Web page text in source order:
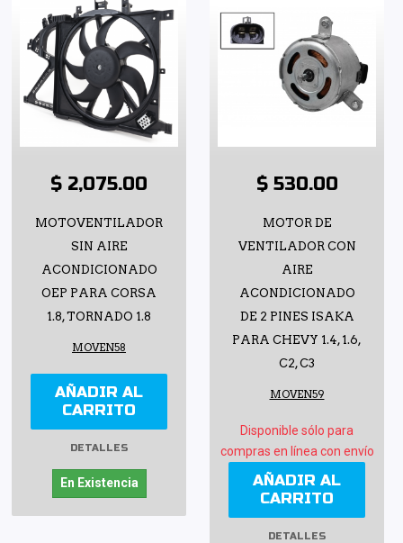
$ 2,075.00
MOTOVENTILADOR
SIN AIRE
ACONDICIONADO
OEP PARA CORSA
1.8, TORNADO 1.8
MOVEN58
AÑADIR AL
CARRITO
DETALLES
En Existencia
$ 530.00
MOTOR DE
VENTILADOR CON
AIRE
ACONDICIONADO
DE 2 PINES ISAKA
PARA CHEVY 1.4, 1.6,
C2, C3
MOVEN59
Disponible sólo para
compras en línea con envío
AÑADIR AL
CARRITO
DETALLES